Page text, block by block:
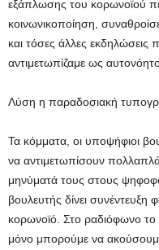
εξάπλωσης του κορωνοϊού
κοινωνικοποίηση,
και τόσες άλλες εκδηλώσεις
αντιμετωπίζαμε ως
Λύση η παραδοσιακή
Τα κόμματα, οι υποψήφιοι
να αντιμετωπίσουν
μηνύματά τους στους
βουλευτής δίνει
κορωνοϊό. Στο ραδιόφωνο
μόνο μπορούμε να